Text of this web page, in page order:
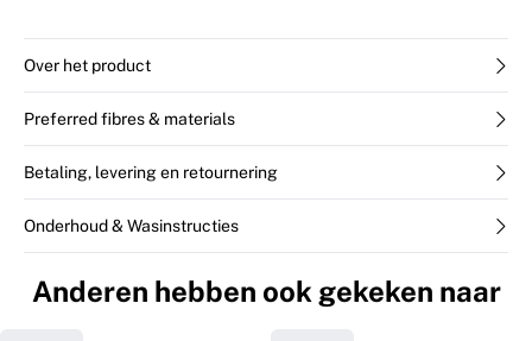
Over het product
Preferred fibres & materials
Betaling, levering en retournering
Onderhoud & Wasinstructies
Anderen hebben ook gekeken naar